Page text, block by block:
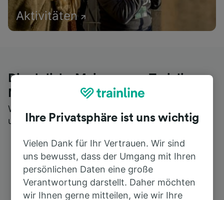
Aktivitäten
Die ehrliche Meinung von Trainline-
Nutzern
Wer könnte Ihnen besseres Feedback geben als
unsere Kunden selbst?
Ihre Privatsphäre ist uns wichtig
Vielen Dank für Ihr Vertrauen. Wir sind
uns bewusst, dass der Umgang mit Ihren
persönlichen Daten eine große
Verantwortung darstellt. Daher möchten
wir Ihnen gerne mitteilen, wie wir Ihre